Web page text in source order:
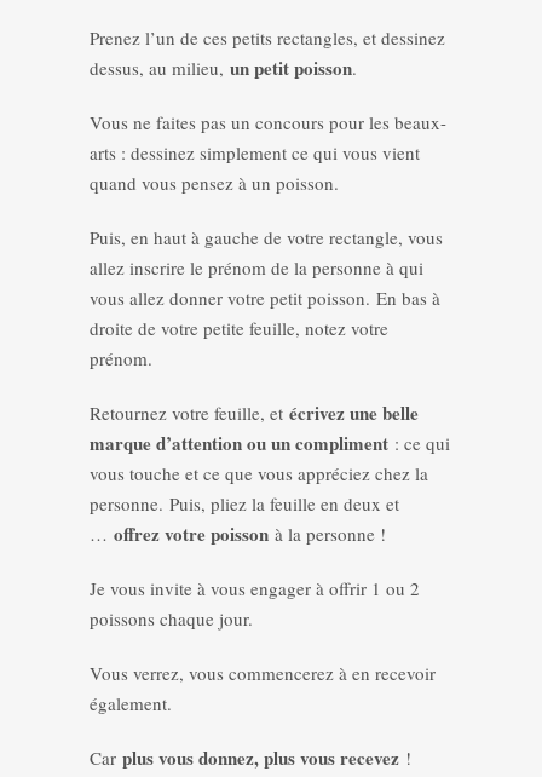
Prenez l’un de ces petits rectangles, et dessinez
dessus, au milieu, un petit poisson.
Vous ne faites pas un concours pour les beaux-
arts : dessinez simplement ce qui vous vient
quand vous pensez à un poisson.
Puis, en haut à gauche de votre rectangle, vous
allez inscrire le prénom de la personne à qui
vous allez donner votre petit poisson. En bas à
droite de votre petite feuille, notez votre
prénom.
Retournez votre feuille, et écrivez une belle
marque d’attention ou un compliment : ce qui
vous touche et ce que vous appréciez chez la
personne. Puis, pliez la feuille en deux et
… offrez votre poisson à la personne !
Je vous invite à vous engager à offrir 1 ou 2
poissons chaque jour.
Vous verrez, vous commencerez à en recevoir
également.
Car plus vous donnez, plus vous recevez !